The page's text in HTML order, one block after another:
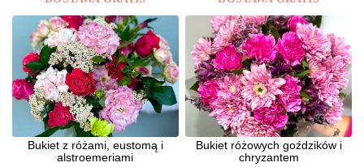
Bukiet z różami, eustomą i
alstroemeriami
Bukiet różowych goździków i
chryzantem